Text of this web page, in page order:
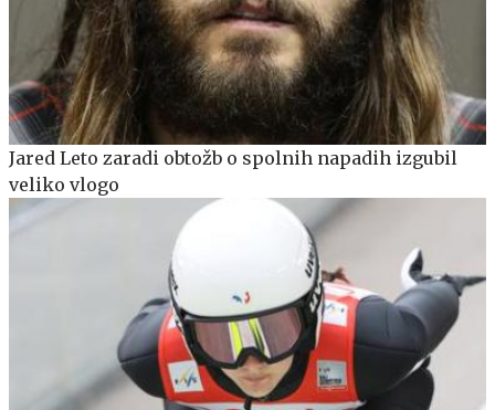
Jared Leto zaradi obtožb o spolnih napadih izgubil
veliko vlogo